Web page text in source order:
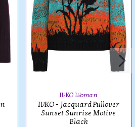
IVKO Woman
IVKO - Jacquard Pullover
Sunset Sunrise Motive
Black